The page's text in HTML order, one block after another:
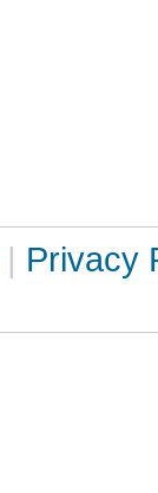
| Privacy